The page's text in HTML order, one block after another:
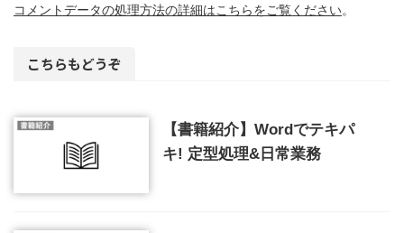
コメントデータの処理方法の詳細はこちらをご覧ください。
こちらもどうぞ
【書籍紹介】Wordでテキパ
キ! 定型処理&日常業務